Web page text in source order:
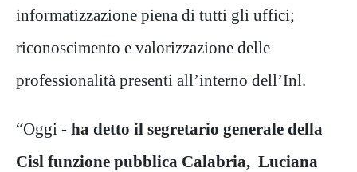
informatizzazione piena di tutti gli uffici;
riconoscimento e valorizzazione delle
professionalità presenti all’interno dell’Inl.
“Oggi - ha detto il segretario generale della
Cisl funzione pubblica Calabria, Luciana